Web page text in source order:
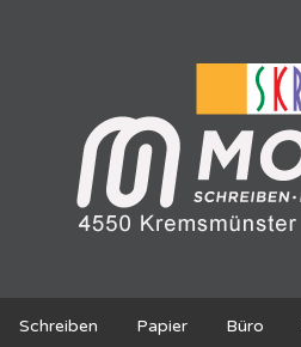
Schreiben Papier Büro